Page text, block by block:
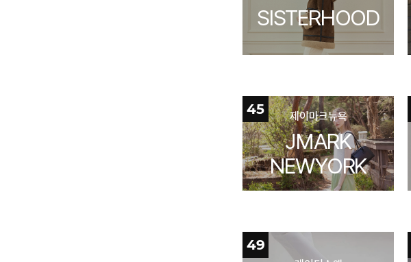
SISTERHOOD
45 제이마크뉴욕
JMARK
NEWYORK
49